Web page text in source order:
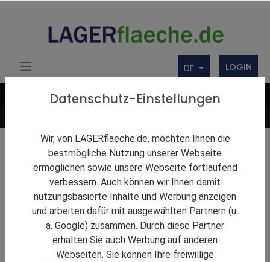
DE LOGIN
Lagerlösungen
Firmenbörse
Über uns
Produkte
Datenschutz-Einstellungen
Wir, von LAGERflaeche.de, möchten Ihnen die
bestmögliche Nutzung unserer Webseite
ermöglichen sowie unsere Webseite fortlaufend
verbessern. Auch können wir Ihnen damit
nutzungsbasierte Inhalte und Werbung anzeigen
und arbeiten dafür mit ausgewählten Partnern (u.
a. Google) zusammen. Durch diese Partner
erhalten Sie auch Werbung auf anderen
Webseiten. Sie können Ihre freiwillige